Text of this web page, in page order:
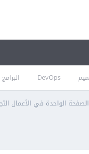
DevOps
الواحدة في الأعمال